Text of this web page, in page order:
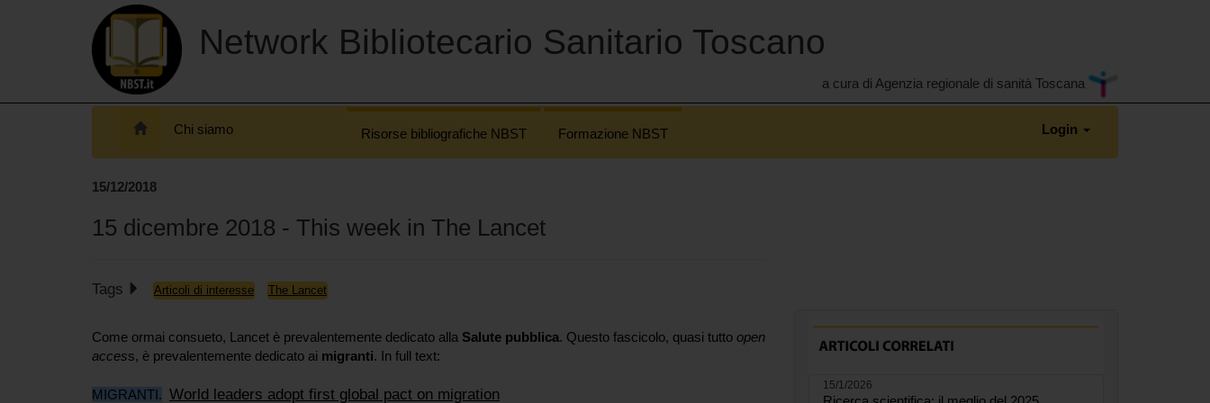
Network Bibliotecario Sanitario Toscano
a cura di Agenzia regionale di sanità Toscana
Chi siamo Risorse bibliografiche NBST Formazione NBST Login
15/12/2018
15 dicembre 2018 - This week in The Lancet
Tags Articoli di interesse The Lancet
Come ormai consueto, Lancet è prevalentemente dedicato alla Salute pubblica. Questo fascicolo, quasi tutto open
access, è prevalentemente dedicato ai migranti. In full text:
MIGRANTI. World leaders adopt first global pact on migration
15/1/2026